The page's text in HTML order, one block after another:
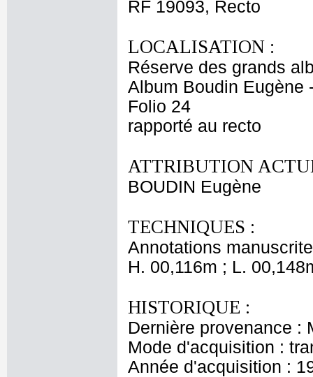
RF 19093, Recto
LOCALISATION :
Réserve des grands
Album Boudin Eugène
Folio 24
rapporté au recto
ATTRIBUTION
BOUDIN Eugène
TECHNIQUES :
Annotations
H. 00,116m ; L.
HISTORIQUE :
Dernière provenance :
Mode d'acquisition :
Année d'acquisition :